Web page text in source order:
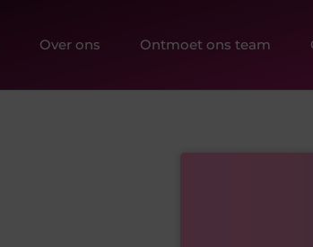
Over ons Ontmoet ons team